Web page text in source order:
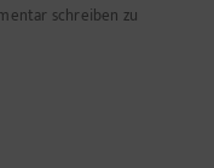
schreiben zu